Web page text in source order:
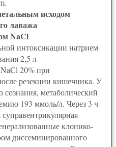
исходом
лаважа
NaCl
интоксикации натрием
2,5 л
20% при
резекции кишечника. У
метаболический
193 ммоль/л. Через 3 ч
клонико-
диссеминированного